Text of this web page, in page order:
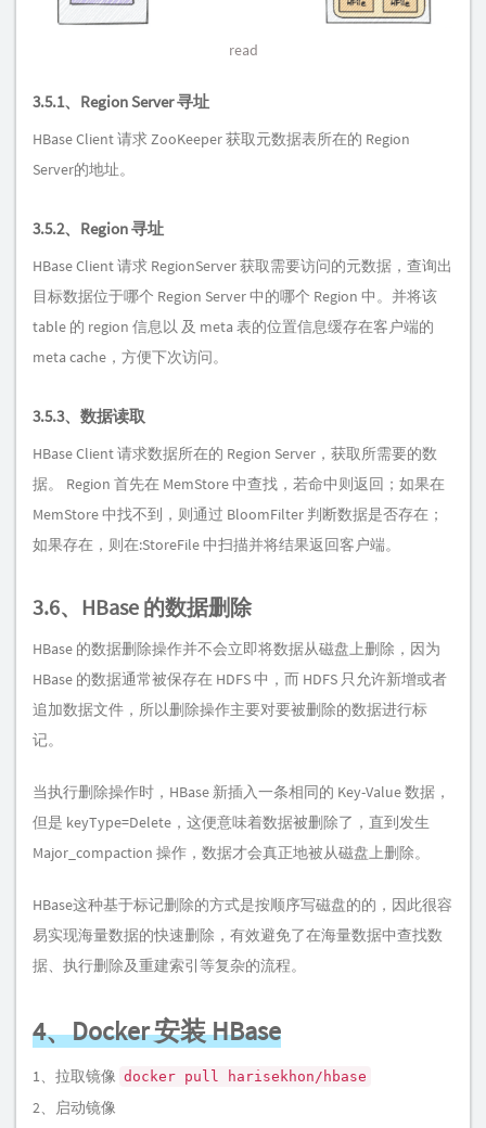
read
3.5.1、Region Server 寻址
HBase Client 请求 ZooKeeper 获取元数据表所在的 Region
Server的地址。
3.5.2、Region 寻址
HBase Client 请求 RegionServer 获取需要访问的元数据，查询出
目标数据位于哪个 Region Server 中的哪个 Region 中。并将该
table 的 region 信息以 及 meta 表的位置信息缓存在客户端的
meta cache，方便下次访问。
3.5.3、数据读取
HBase Client 请求数据所在的 Region Server，获取所需要的数
据。 Region 首先在 MemStore 中查找，若命中则返回；如果在
MemStore 中找不到，则通过 BloomFilter 判断数据是否存在；
如果存在，则在:StoreFile 中扫描并将结果返回客户端。
3.6、HBase 的数据删除
HBase 的数据删除操作并不会立即将数据从磁盘上删除，因为
HBase 的数据通常被保存在 HDFS 中，而 HDFS 只允许新增或者
追加数据文件，所以删除操作主要对要被删除的数据进行标
记。
当执行删除操作时，HBase 新插入一条相同的 Key-Value 数据，
但是 keyType=Delete，这便意味着数据被删除了，直到发生
Major_compaction 操作，数据才会真正地被从磁盘上删除。
HBase这种基于标记删除的方式是按顺序写磁盘的的，因此很容
易实现海量数据的快速删除，有效避免了在海量数据中查找数
据、执行删除及重建索引等复杂的流程。
4、Docker 安装 HBase
1、拉取镜像 docker pull harisekhon/hbase
2、启动镜像